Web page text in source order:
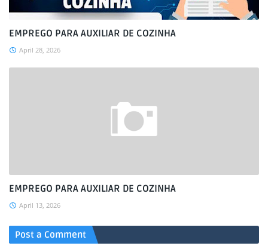
EMPREGO PARA AUXILIAR DE COZINHA
April 28, 2026
EMPREGO PARA AUXILIAR DE COZINHA
April 13, 2026
Post a Comment